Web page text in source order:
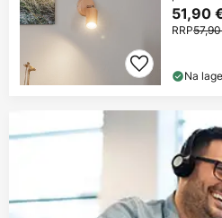
51,90
RRP
Na